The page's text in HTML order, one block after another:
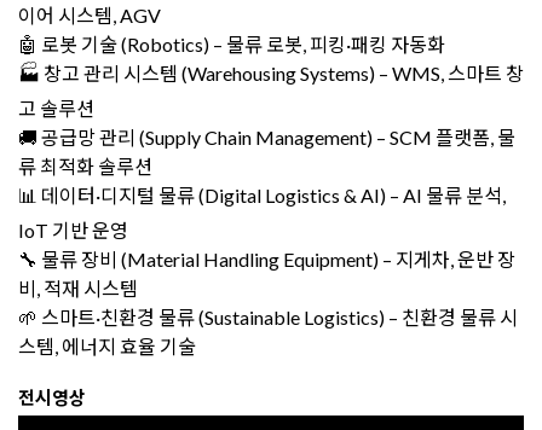
이어 시스템, AGV
🤖 로봇 기술 (Robotics) – 물류 로봇, 피킹·패킹 자동화
🏭 창고 관리 시스템 (Warehousing Systems) – WMS, 스마트 창
고 솔루션
🚚 공급망 관리 (Supply Chain Management) – SCM 플랫폼, 물
류 최적화 솔루션
📊 데이터·디지털 물류 (Digital Logistics & AI) – AI 물류 분석,
IoT 기반 운영
🔧 물류 장비 (Material Handling Equipment) – 지게차, 운반 장
비, 적재 시스템
🌱 스마트·친환경 물류 (Sustainable Logistics) – 친환경 물류 시
스템, 에너지 효율 기술
전시영상